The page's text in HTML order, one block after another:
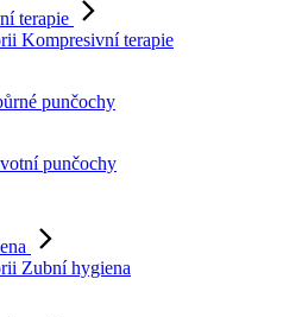
Kompresivní terapie
Zubní hygiena